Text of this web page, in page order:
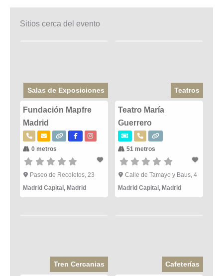
Sitios cerca del evento
Salas de Exposiciones
Fundación Mapfre
Madrid
0 metros
Paseo de Recoletos, 23
Madrid Capital, Madrid
Teatros
Teatro María
Guerrero
51 metros
Calle de Tamayo y Baus, 4
Madrid Capital,Madrid
Tren Cercanias Cafeterías